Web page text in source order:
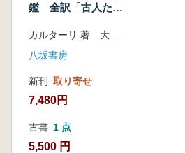
鑑 全訳「古人たち
て」
八坂書房
新刊 取り寄せ
7,480円
古書 1 点
5,500 円